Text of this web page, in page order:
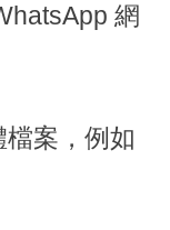
網
案，例如